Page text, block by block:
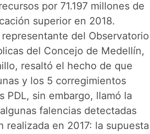
por 71.197 millones de
superior en 2018.
del Observatorio
del Concejo de Medellín,
resaltó el hecho de que
y los 5 corregimientos
PDL, sin embargo, llamó la
falencias detectadas
realizada en 2017: la supuesta